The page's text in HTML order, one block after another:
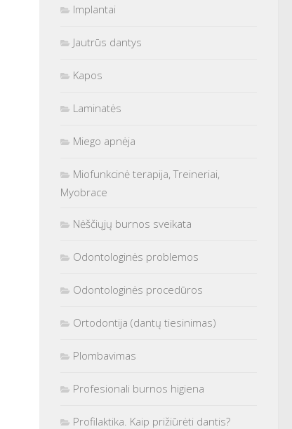
Implantai
Jautrūs dantys
Kapos
Laminatės
Miego apnėja
Miofunkcinė terapija, Treineriai,
Myobrace
Nėščiųjų burnos sveikata
Odontologinės problemos
Odontologinės procedūros
Ortodontija (dantų tiesinimas)
Plombavimas
Profesionali burnos higiena
Profilaktika. Kaip prižiūrėti dantis?